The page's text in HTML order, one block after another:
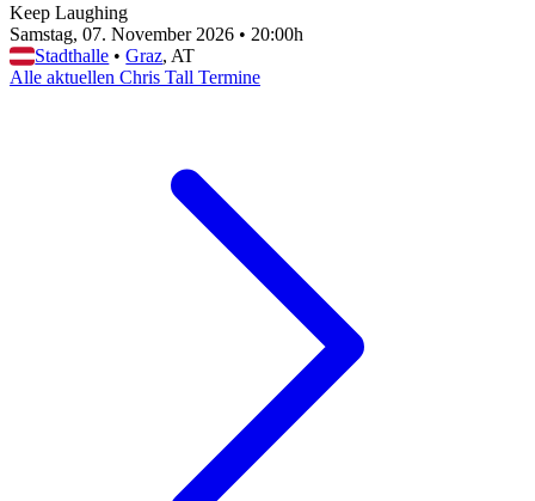
Keep Laughing
Samstag, 07. November 2026 • 20:00h
Stadthalle • Graz, AT
Alle aktuellen Chris Tall Termine